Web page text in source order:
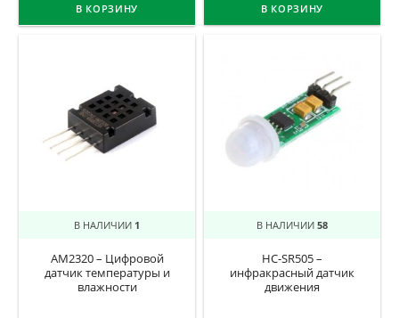
В КОРЗИНУ В КОРЗИНУ
В НАЛИЧИИ 1
AM2320 – Цифровой
датчик температуры и
влажности
В НАЛИЧИИ 58
HC-SR505 –
инфракрасный датчик
движения